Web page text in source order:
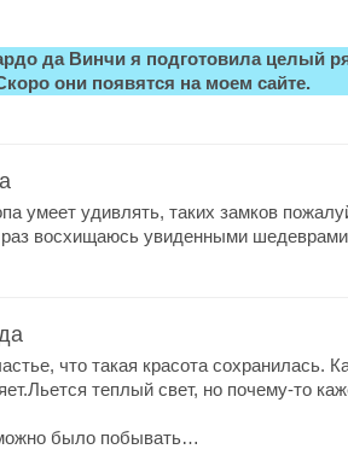
да Винчи я подготовила целый
они появятся на моем сайте.
умеет удивлять, таких замков
восхищаюсь увиденными шедеврами
что такая красота сохранилась.
теплый свет, но почему-то
было побывать…